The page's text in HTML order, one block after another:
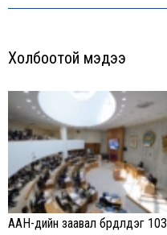
Холбоотой мэдээ
ААН-үүдийн заавал бүрдүүлдэг 103